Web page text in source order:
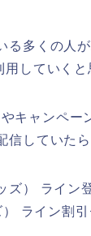
る多くの人
していくと
キャンペー
していた
ズ） ライン
ライン割